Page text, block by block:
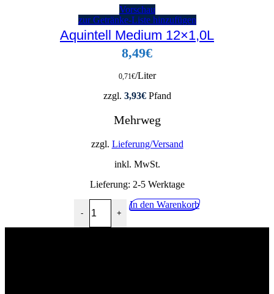
Vorschau
zur Getränke-Liste hinzufügen
Aquintell Medium 12×1,0L
8,49€
0,71€/Liter
zzgl. 3,93€Pfand
Mehrweg
zzgl. Lieferung/Versand
inkl. MwSt.
Lieferung: 2-5 Werktage
-
Aquintell Medium 12x1,0L Menge
+
In den Warenkorb